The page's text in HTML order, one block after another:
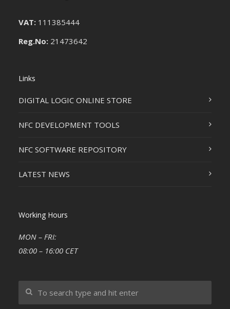
VAT:111385444
Reg.No:21473642
Links
DIGITAL LOGIC ONLINE STORE
NFC DEVELOPMENT TOOLS
NFC SOFTWARE REPOSITORY
LATEST NEWS
Working Hours
MON – FRI:
08:00 – 16:00 CET